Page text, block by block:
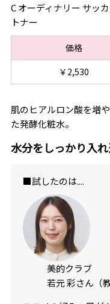
C オーディナリー サッ
トナー
価格
￥2,530
肌のヒアルロン酸を増
た発酵化粧水。
水分をしっかり入
■試したのは....
美的クラブ
若元 彩さん（